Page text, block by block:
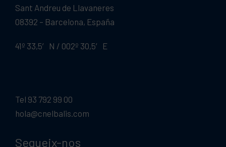
Sant Andreu de Llavaneres
08392 – Barcelona, España
41º 33,5′ N / 002º 30,5′ E
Tel 93 792 99 00
hola@cnelbalis.com
Segueix-nos